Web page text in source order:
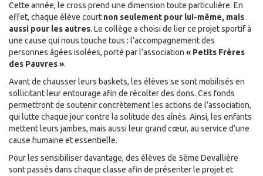
Cette année, le cross prend une dimension toute particulière. En
effet, chaque élève court non seulement pour lui-même, mais
aussi pour les autres. Le collège a choisi de lier ce projet sportif à
une cause qui nous touche tous : l’accompagnement des
personnes âgées isolées, porté par l’association « Petits Frères
des Pauvres ».
Avant de chausser leurs baskets, les élèves se sont mobilisés en
sollicitant leur entourage afin de récolter des dons. Ces fonds
permettront de soutenir concrètement les actions de l’association,
qui lutte chaque jour contre la solitude des aînés. Ainsi, les enfants
mettent leurs jambes, mais aussi leur grand cœur, au service d’une
cause humaine et essentielle.
Pour les sensibiliser davantage, des élèves de 5ème Devallière
sont passés dans chaque classe afin de présenter le projet et